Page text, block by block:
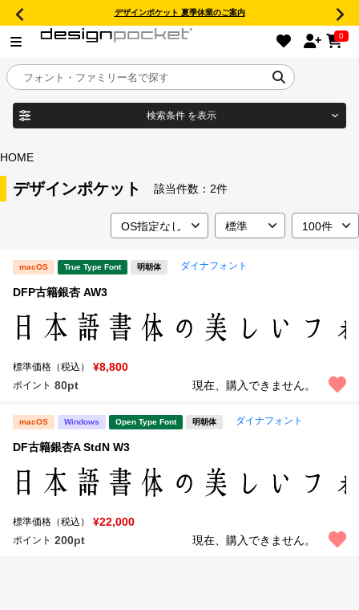
デザインポケット 夏季休業のご案内
0
目的別フォントガイド
特集
年間ライセンス商品
キャンペーン一覧
新着一覧
マイページ
お気に入り
検索条件 を表示
フォント形式
角ゴシック
宋朝体
教科書体 行書体
江戸文字 デザイン毛筆
HOME
デザインポケット 該当件数： 2件
macOS True Type Font 明朝体 ダイナフォント
DFP古籍銀杏 AW3
標準価格（税込） ¥8,800
ポイント 80pt 現在、購入できません。
macOS Windows Open Type Font 明朝体 ダイナフォント
DF古籍銀杏A StdN W3
標準価格（税込） ¥22,000
ポイント 200pt 現在、購入できません。